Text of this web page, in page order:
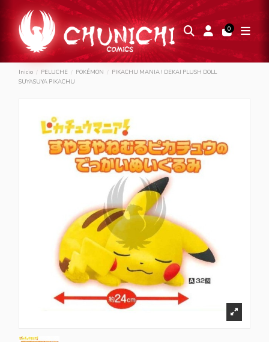
0
Inicio PELUCHE POKÉMON
PIKACHU MANIA ! DEKAI PLUSH DOLL
SUYASUYA PIKACHU